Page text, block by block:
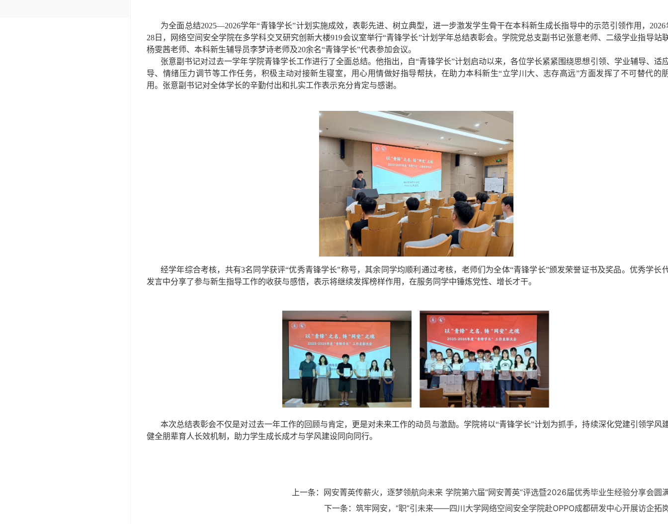
为全面总结2025—2026学年“青锋学长”计划实施成效，表彰先进、树立典型，进一步激发学生骨干在本科新生成长指导中的示范引领作用， 2026
28 日，网络空间安全学院在多学科交叉研究创新大楼919会议室举行“青锋学长”计划学年总结表彰会。学院党总支副书记张意老师、二级学业指导站
杨雯茜老师、本科新生辅导员李梦诗老师及20余名“青锋学长”代表参加会议。
张意副书记对过去一学年学院青锋学长工作进行了全面总结。他指出，自“青锋学长”计划启动以来，各位学长紧紧围绕思想引领、学业辅导、适
导、情绪压力调节等工作任务，积极主动对接新生寝室，用心用情做好指导帮扶，在助力本科新生“立学川大、志存高远”方面发挥了不可替代的
用。张意副书记对全体学长的辛勤付出和扎实工作表示充分肯定与感谢。
经学年综合考核，共有3名同学获评“优秀青锋学长”称号，其余同学均顺利通过考核，老师们为全体“青锋学长”颁发荣誉证书及奖品。优秀学长
发言中分享了参与新生指导工作的收获与感悟，表示将继续发挥榜样作用，在服务同学中锤炼党性、增长才干。
本次总结表彰会不仅是对过去一年工作的回顾与肯定，更是对未来工作的动员与激励。学院将以“青锋学长”计划为抓手，持续深化党建引领学风
健全朋辈育人长效机制，助力学生成长成才与学风建设同向同行。
上一条： 网安菁英传薪火，逐梦领航向未来 学院第六届“网安菁英”评选暨2026届优秀毕业生经验分享会圆
下一条： 筑牢网安，“职”引未来——四川大学网络空间安全学院赴OPPO成都研发中心开展访企拓